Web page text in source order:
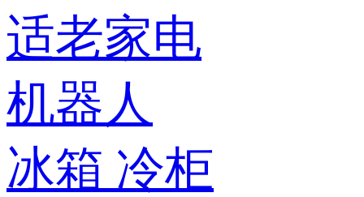
适老家电
机器人
冰箱 冷柜